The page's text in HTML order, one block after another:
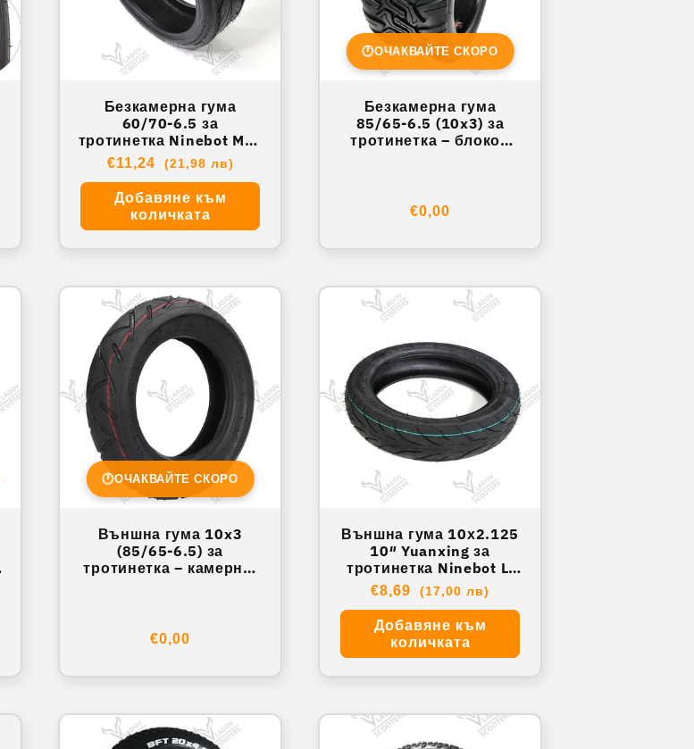
Безкамерна гума
60/70-6.5 за
тротинетка Ninebot Max
G30 L-8
Обичайна
цена
€11,24 (21,98 лв)
Добавяне към
количката
🕐ОЧАКВАЙТЕ СКОРО
Безкамерна гума
85/65-6.5 (10x3) за
тротинетка – блоков
Обичайна
€0,00
🕐ОЧАКВАЙТЕ СКОРО
Външна гума 10x3
(85/65-6.5) за
тротинетка – камерна,
Обичайна
€0,00
Външна гума 10х2.125
10″ Yuanxing за
тротинетка Ninebot L-
9E
Обичайна
цена
€8,69 (17,00 лв)
Добавяне към
количката